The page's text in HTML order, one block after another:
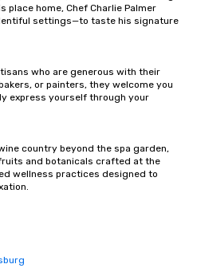
as 500 guests,
choice for any
enjoy the company of
more easily. You’ll
booked to the minute
Since the menu is
have nothing to worry
place home, Chef Charlie Palmer
settings—to taste his signature
who are generous with their
or painters, they welcome you
express yourself through your
country beyond the spa garden,
and botanicals crafted at the
wellness practices designed to